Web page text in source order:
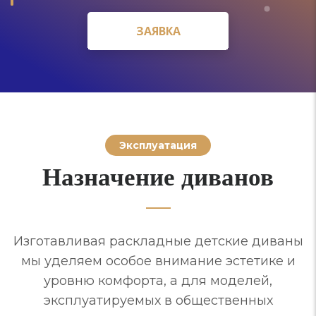
ЗАЯВКА
ЗАЯВКА
Эксплуатация
Назначение диванов
Изготавливая раскладные детские диваны
мы уделяем особое внимание эстетике и
уровню комфорта, а для моделей,
эксплуатируемых в общественных